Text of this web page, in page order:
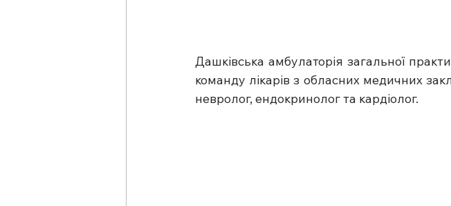
Дашківська амбулаторія загальної
команду лікарів з обласних медичних
невролог, ендокринолог та кардіолог.